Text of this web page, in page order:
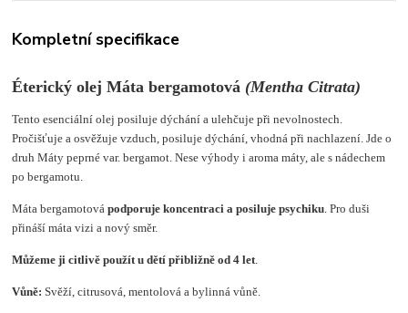
Kompletní specifikace
Éterický olej Máta bergamotová (Mentha Citrata)
Tento esenciální olej posiluje dýchání a ulehčuje při nevolnostech.
Pročišťuje a osvěžuje vzduch, posiluje dýchání, vhodná při nachlazení. Jde o
druh Máty peprné var. bergamot. Nese výhody i aroma máty, ale s nádechem
po bergamotu.
Máta bergamotovápodporuje koncentraci a posiluje psychiku . Pro duši
přináší máta vizi a nový směr.
Můžeme ji citlivě použít u dětí přibližně od 4 let
Vůně:Svěží, citrusová, mentolová a bylinná vůně.